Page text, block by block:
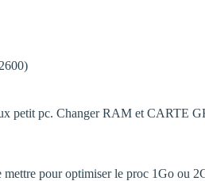
petit pc. Changer RAM et CARTE
pour optimiser le proc 1Go ou